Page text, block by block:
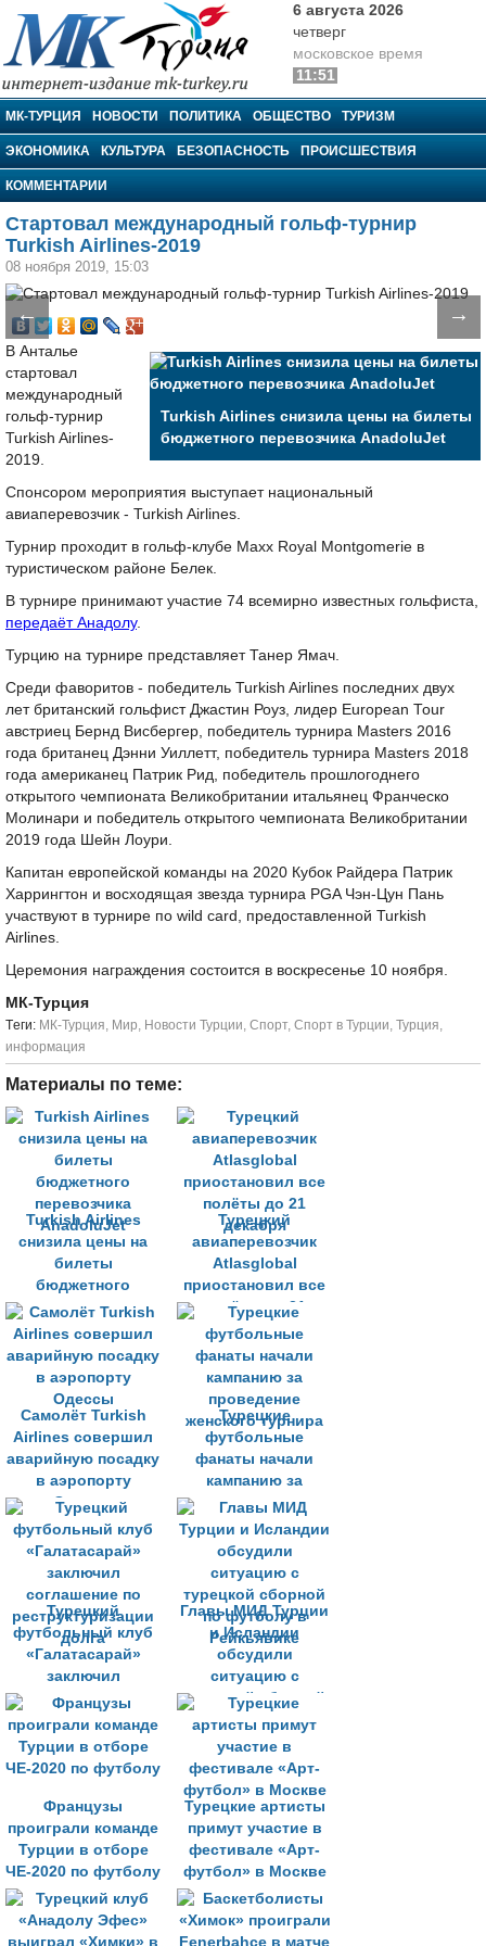
МК-Турция
6 августа 2026
четверг
московское время
11:51
МК-ТУРЦИЯ НОВОСТИ ПОЛИТИКА ОБЩЕСТВО ТУРИЗМ
ЭКОНОМИКА КУЛЬТУРА БЕЗОПАСНОСТЬ ПРОИСШЕСТВИЯ
КОММЕНТАРИИ
Стартовал международный гольф-турнир
Turkish Airlines-2019
08 ноября 2019, 15:03
← →
Turkish Airlines снизила цены на билеты
бюджетного перевозчика AnadoluJet
В Анталье
стартовал
международный
гольф-турнир
Turkish Airlines-
2019.
Спонсором мероприятия выступает национальный
авиаперевозчик - Turkish Airlines.
Турнир проходит в гольф-клубе Maxx Royal Montgomerie в
туристическом районе Белек.
В турнире принимают участие 74 всемирно известных гольфиста,
передаёт Анадолу.
Турцию на турнире представляет Танер Ямач.
Среди фаворитов - победитель Turkish Airlines последних двух
лет британский гольфист Джастин Роуз, лидер European Tour
австриец Бернд Висбергер, победитель турнира Masters 2016
года британец Дэнни Уиллетт, победитель турнира Masters 2018
года американец Патрик Рид, победитель прошлогоднего
открытого чемпионата Великобритании итальянец Франческо
Молинари и победитель открытого чемпионата Великобритании
2019 года Шейн Лоури.
Капитан европейской команды на 2020 Кубок Райдера Патрик
Харрингтон и восходящая звезда турнира PGA Чэн-Цун Пань
участвуют в турнире по wild card, предоставленной Turkish
Airlines.
Церемония награждения состоится в воскресенье 10 ноября.
МК-Турция
Tеги: МК-Турция, Мир, Новости Турции, Спорт, Спорт в Турции, Турция,
информация
Материалы по теме:
Turkish Airlines
снизила цены на
билеты
бюджетного
перевозчика
AnadoluJet
Турецкий
авиаперевозчик
Atlasglobal
приостановил все
полёты до 21
декабря
Самолёт Turkish
Airlines совершил
аварийную посадку
в аэропорту
Одессы
Турецкие
футбольные
фанаты начали
кампанию за
проведение
женского турнира
Турецкий
футбольный клуб
«Галатасарай»
заключил
соглашение по
реструктуризации
долга
Главы МИД Турции
и Исландии
обсудили
ситуацию с
турецкой сборной
по футболу в
Рейкьявике
Французы
проиграли команде
Турции в отборе
ЧЕ-2020 по футболу
Турецкие артисты
примут участие в
фестивале «Арт-
футбол» в Москве